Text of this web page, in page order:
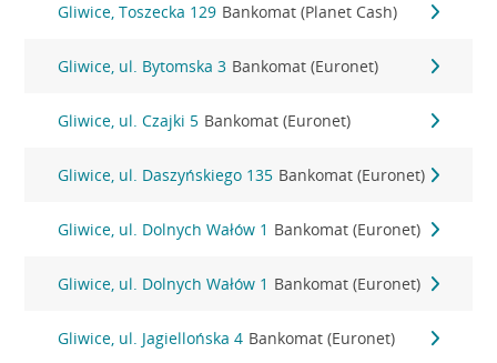
Gliwice, Toszecka 129 Bankomat (Planet Cash)
Gliwice, ul. Bytomska 3 Bankomat (Euronet)
Gliwice, ul. Czajki 5 Bankomat (Euronet)
Gliwice, ul. Daszyńskiego 135 Bankomat (Euronet)
Gliwice, ul. Dolnych Wałów 1 Bankomat (Euronet)
Gliwice, ul. Dolnych Wałów 1 Bankomat (Euronet)
Gliwice, ul. Jagiellońska 4 Bankomat (Euronet)